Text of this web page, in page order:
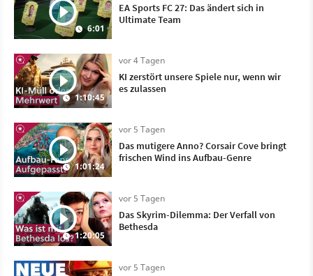
6:01
EA Sports FC 27: Das ändert sich in
Ultimate Team
1:10:45
vor 4 Tagen
KI zerstört unsere Spiele nur, wenn wir
es zulassen
1:01:24
vor 5 Tagen
Das mutigere Anno? Corsair Cove bringt
frischen Wind ins Aufbau-Genre
1:20:05
vor 5 Tagen
Das Skyrim-Dilemma: Der Verfall von
Bethesda
vor 5 Tagen